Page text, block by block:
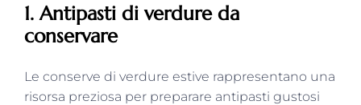
1. Antipasti di verdure da
conservare
Le conserve di verdure estive rappresentano una
risorsa preziosa per preparare antipasti gustosi